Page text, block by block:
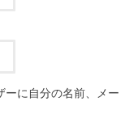
ーに自分の名前、メー